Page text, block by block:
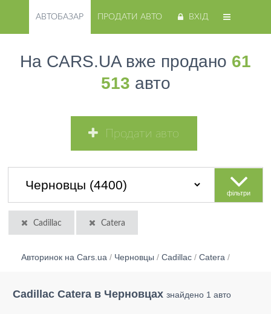
АВТОБАЗАР ПРОДАТИ АВТО ВХІД
На CARS.UA вже продано 61
513 авто
Продати авто
фільтри
Cadillac Catera
Авторинок на Cars.ua / Черновцы / Cadillac / Catera /
Cadillac Catera в Черновцах знайдено 1 авто